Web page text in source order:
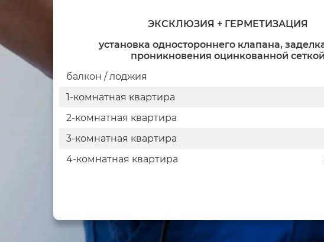
ЭКСКЛЮЗИЯ + ГЕРМЕТИЗАЦИЯ
установка одностороннего клапана,
проникновения оцинкованной сеткой
балкон / лоджия
1-комнатная квартира
2-комнатная квартира
3-комнатная квартира
4-комнатная квартира